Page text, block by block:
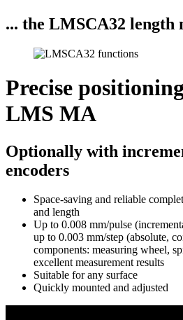
... the LMSCA32 length
Precise
LMS MA
Optionally with
encoders
Space-saving and reliable
and length
Up to 0.008 mm/pulse
up to 0.003 mm/step (absolute,
components: measuring wheel,
excellent measurement results
Suitable for any surface
Quickly mounted and adjusted